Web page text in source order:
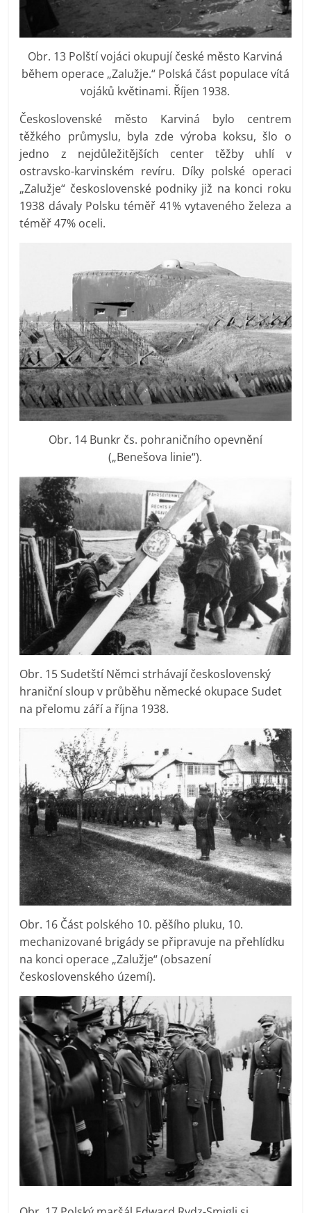
Obr. 13 Polští vojáci okupují české město Karviná
během operace „Zalužje.“ Polská část populace vítá
vojáků květinami. Říjen 1938.
Československé město Karviná bylo centrem
těžkého průmyslu, byla zde výroba koksu, šlo o
jedno z nejdůležitějších center těžby uhlí v
ostravsko-karvinském revíru. Díky polské operaci
„Zalužje“ československé podniky již na konci roku
1938 dávaly Polsku téměř 41% vytaveného železa a
téměř 47% oceli.
Obr. 14 Bunkr čs. pohraničního opevnění
(„Benešova linie“).
Obr. 15 Sudetští Němci strhávají československý
hraniční sloup v průběhu německé okupace Sudet
na přelomu září a října 1938.
Obr. 16 Část polského 10. pěšího pluku, 10.
mechanizované brigády se připravuje na přehlídku
na konci operace „Zalužje“ (obsazení
československého území).